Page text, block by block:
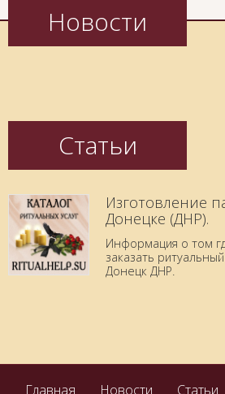
Новости
Статьи
Изготовление
Донецке (ДНР).
Информация о том
заказать
Донецк ДНР.
Главная Новости Статьи